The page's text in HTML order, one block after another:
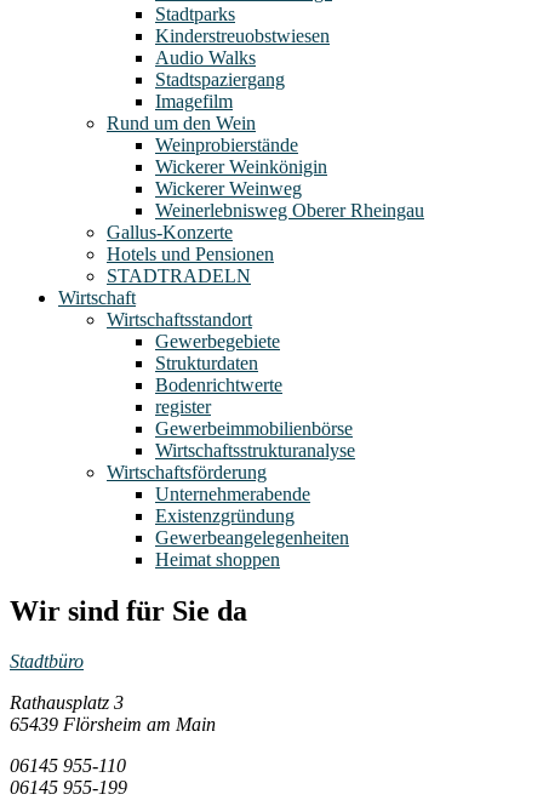
Stadtparks
Kinderstreuobstwiesen
Audio Walks
Stadtspaziergang
Imagefilm
Rund um den Wein
Weinprobierstände
Wickerer Weinkönigin
Wickerer Weinweg
Weinerlebnisweg Oberer Rheingau
Gallus-Konzerte
Hotels und Pensionen
STADTRADELN
Wirtschaft
Wirtschaftsstandort
Gewerbegebiete
Strukturdaten
Bodenrichtwerte
register
Gewerbeimmobilienbörse
Wirtschaftsstrukturanalyse
Wirtschaftsförderung
Unternehmerabende
Existenzgründung
Gewerbeangelegenheiten
Heimat shoppen
Wir sind für Sie da
Stadtbüro
Rathausplatz 3
65439 Flörsheim am Main
06145 955-110
06145 955-199